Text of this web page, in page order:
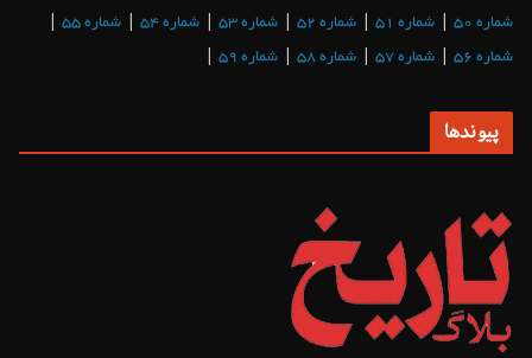
شماره 50 | شماره 51 | شماره 52 | شماره 53 | شماره 54 | شماره 55 |
شماره 56 | شماره 57 | شماره 58 | شماره 59 |
پیوندها